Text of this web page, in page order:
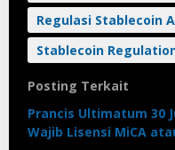
Regulasi Stablecoin
Stablecoin
Posting Terkait
Prancis Ultimatum 30
Wajib Lisensi MiCA